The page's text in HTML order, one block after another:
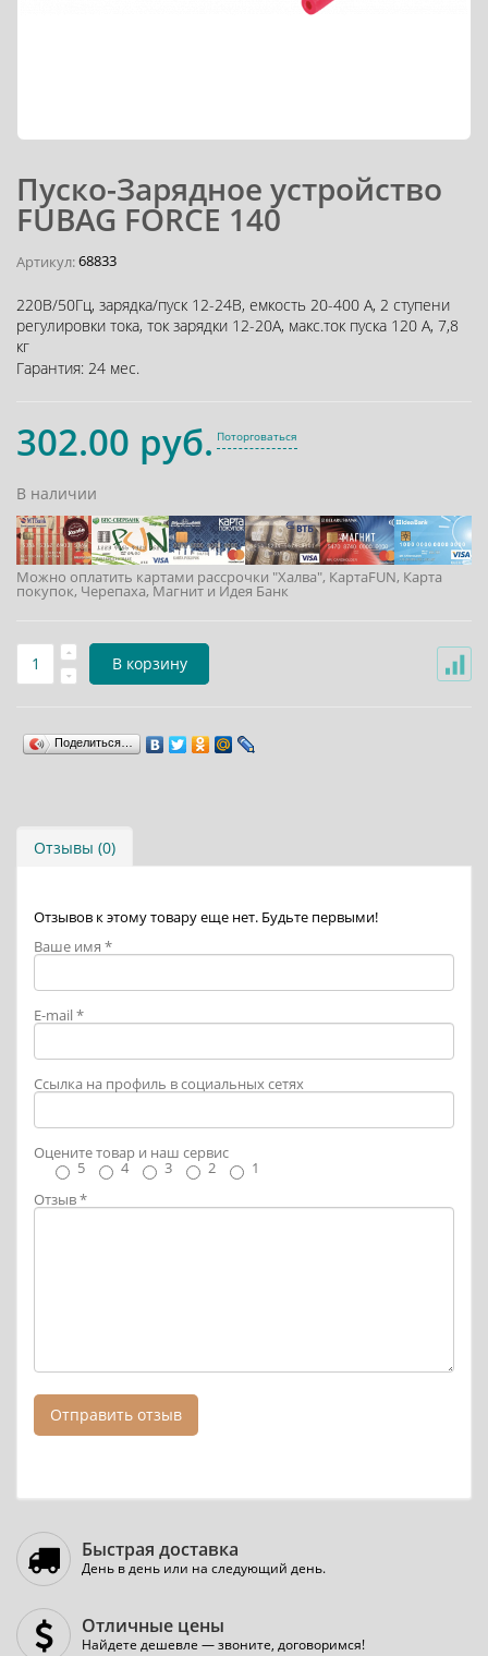
Пуско-Зарядное устройство
FUBAG FORCE 140
Артикул:68833
220В/50Гц, зарядка/пуск 12-24В, емкость 20-400 А, 2 ступени
регулировки тока, ток зарядки 12-20А, макс.ток пуска 120 А, 7,8
кг
Гарантия: 24 мес.
302.00 руб. Поторговаться
В наличии
Можно оплатить картами рассрочки "Халва", КартаFUN, Карта
покупок, Черепаха, Магнит и Идея Банк
В корзину
Поделиться…
Отзывы (0)
Отзывов к этому товару еще нет. Будьте первыми!
Ваше имя *
E-mail*
Ссылка на профиль в социальных сетях
Оцените товар и наш сервис
5
4 3 2
1
Отзыв*
Отправить отзыв
Быстрая доставка
День в день или на следующий день.
Отличные цены
Найдете дешевле — звоните, договоримся!